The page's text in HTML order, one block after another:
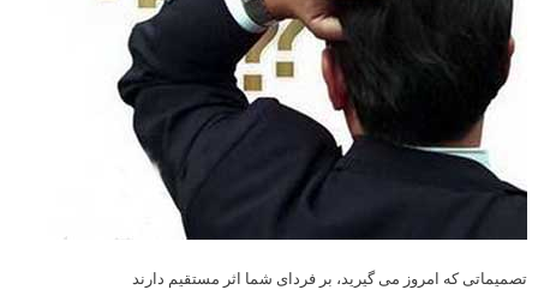
تصمیماتی که امروز می گیرید، بر فردای شما اثر مستقیم دارند